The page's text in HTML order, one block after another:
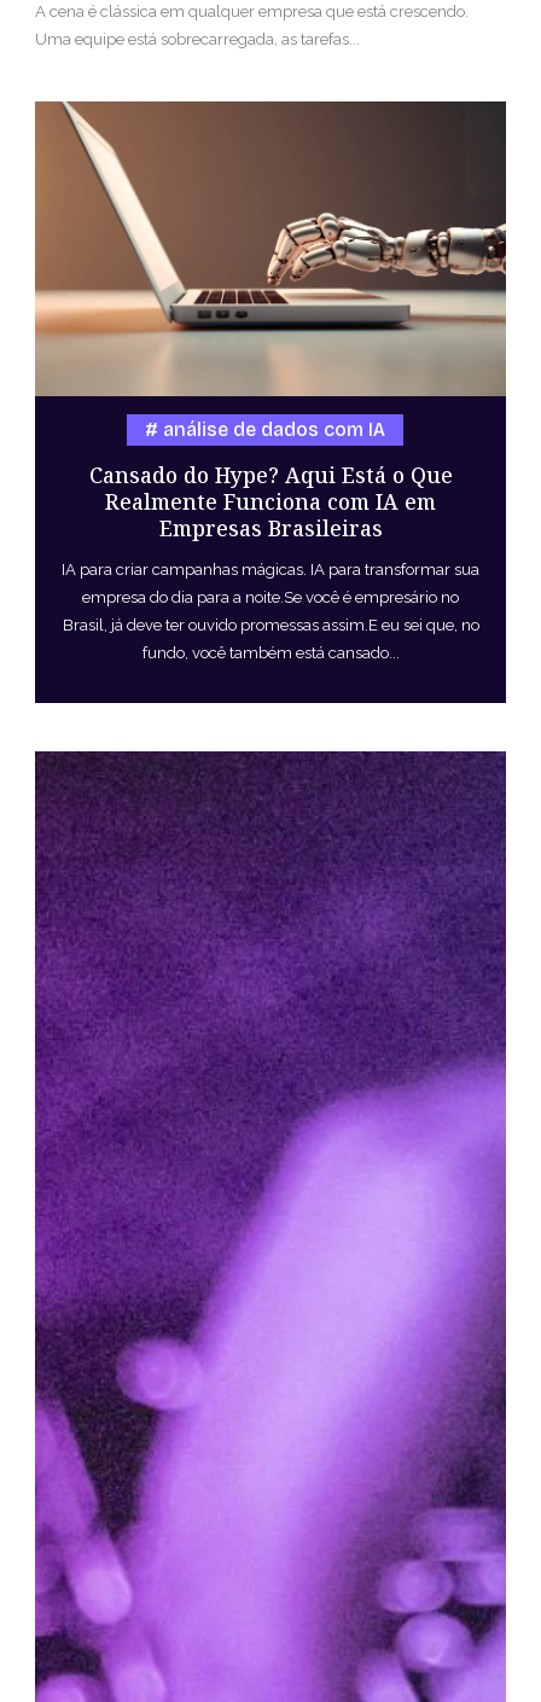
A cena é clássica em qualquer empresa que está crescendo.
Uma equipe está sobrecarregada, as tarefas...
Cansado do Hype? Aqui Está o Que
Realmente Funciona com IA em
Empresas Brasileiras
análise de dados com IA
IA para criar campanhas mágicas. IA para transformar sua
empresa do dia para a noite.Se você é empresário no
Brasil, já deve ter ouvido promessas assim.E eu sei que, no
fundo, você também está cansado...